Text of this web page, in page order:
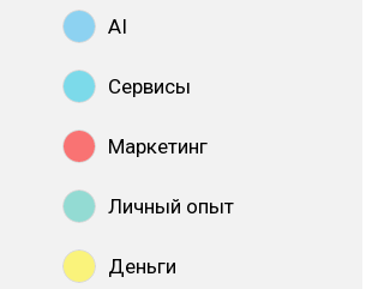
AI
Сервисы
Маркетинг
Личный опыт
Деньги